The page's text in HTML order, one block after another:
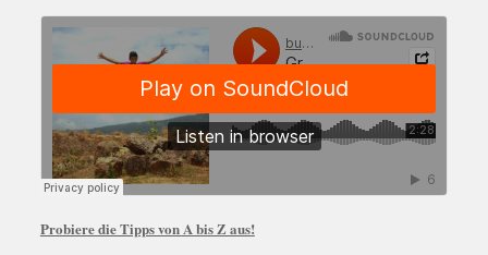
Probiere die Tipps von A bis Z aus!